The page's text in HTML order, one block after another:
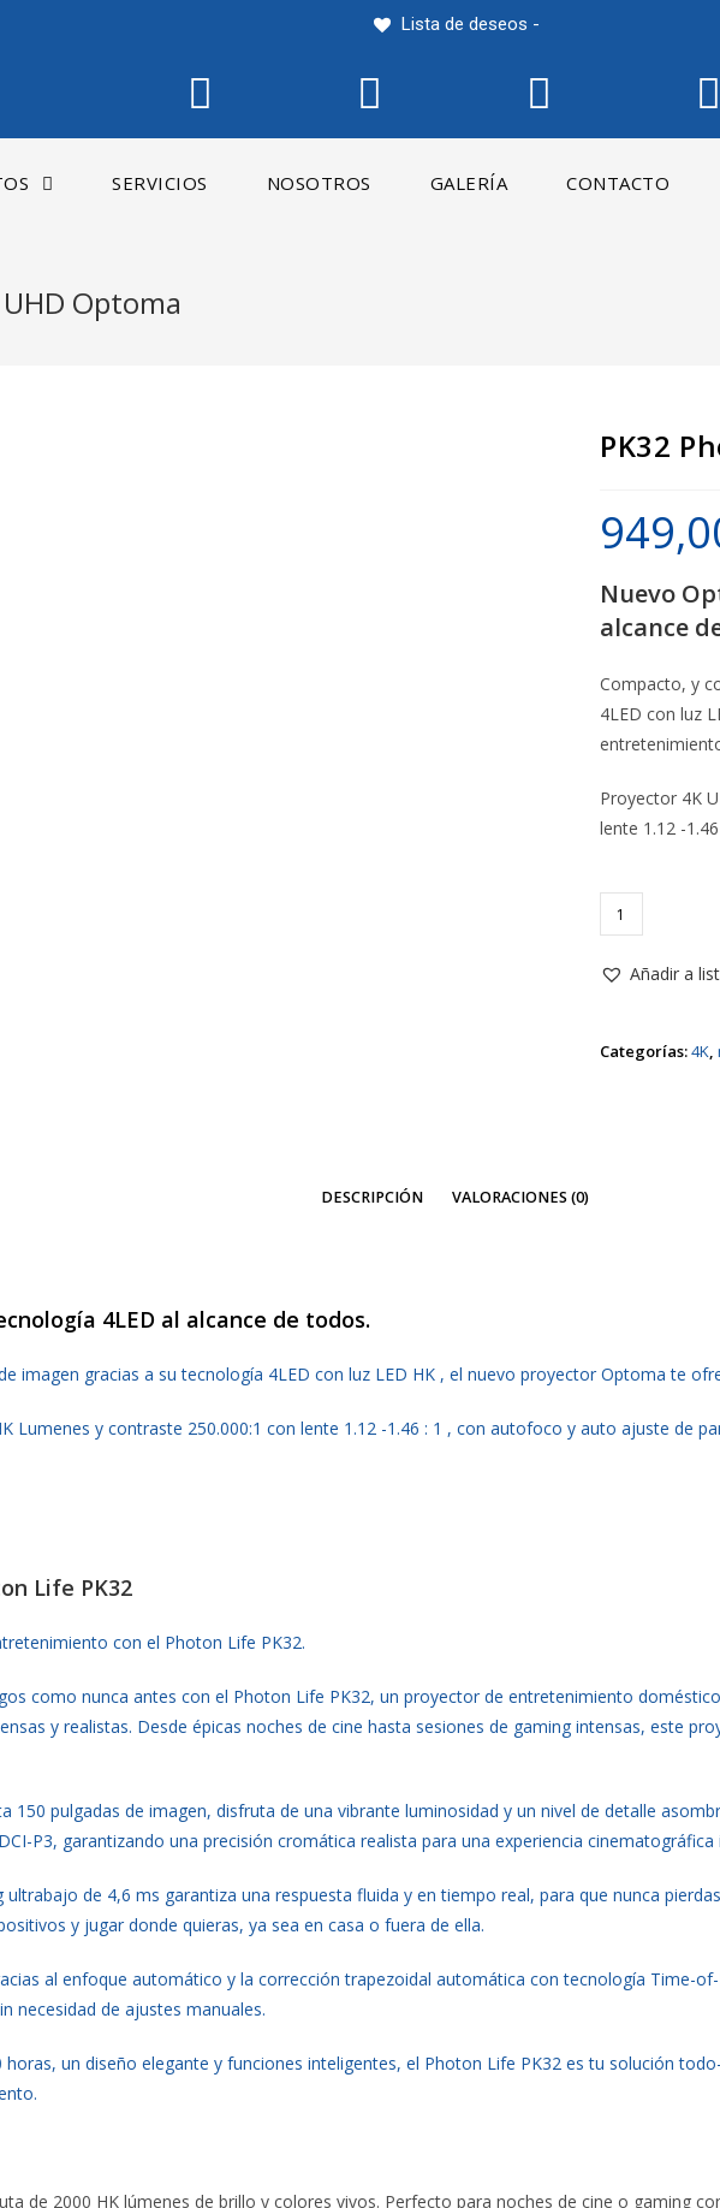
Lista de deseos -
SERVICIOS NOSOTROS GALERÍA CONTACTO
Optoma
PK32
Nuevo
alcance
Compacto, y
4LED con luz
Proyector 4K
lente 1.12 -
PK32
Photon
Life
Optoma
Añadir a
Categorías:4K,
DESCRIPCIÓN VALORACIONES (0)
4LED al alcance de todos.
imagen gracias a su tecnología 4LED con luz LED HK , el nuevo proyector Optoma te
Lumenes y contraste 250.000:1 con lente 1.12 -1.46 : 1 , con autofoco y auto ajuste de
Life PK32
con el Photon Life PK32.
como nunca antes con el Photon Life PK32, un proyector de entretenimiento
y realistas. Desde épicas noches de cine hasta sesiones de gaming intensas, este
150 pulgadas de imagen, disfruta de una vibrante luminosidad y un nivel de detalle
P3, garantizando una precisión cromática realista para una experiencia cinematográfica
de 4,6 ms garantiza una respuesta fluida y en tiempo real, para que nunca
y jugar donde quieras, ya sea en casa o fuera de ella.
al enfoque automático y la corrección trapezoidal automática con tecnología Time-
necesidad de ajustes manuales.
horas, un diseño elegante y funciones inteligentes, el Photon Life PK32 es tu solución
de 2000 HK lúmenes de brillo y colores vivos. Perfecto para noches de cine o gaming